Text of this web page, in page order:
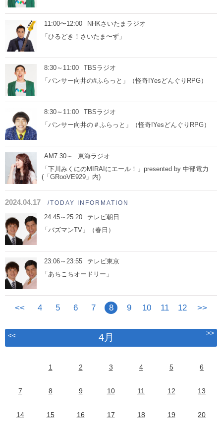
11:00〜12:00
NHKさいたまラジオ
「ひるどき！さいたま〜ず」
8:30～11:00
TBSラジオ
「パンサー向井の#ふらっと」（怪奇!YesどんぐりRPG）
8:30～11:00
TBSラジオ
「パンサー向井の＃ふらっと」（怪奇!YesどんぐりRPG）
AM7:30～
東海ラジオ
「下川みくにのMIRAIにエール！」presented by 中部電力
(「GRooVE929」内)
2024.04.17 /TODAY INFORMATION
24:45～25:20
テレビ朝日
「バズマンTV」（春日）
23:06～23:55
テレビ東京
「あちこちオードリー」
<< 4 5 6 7 8 9 10 11 12 >>
<< 4月 >>
1 2 3 4 5 6
7 8 9 10 11 12 13
14 15 16 17 18 19 20